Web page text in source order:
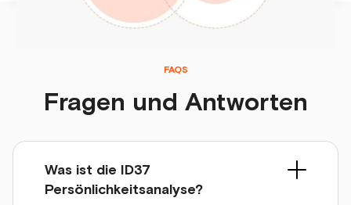
FAQS
Fragen und Antworten
Was ist die ID37
Persönlichkeitsanalyse?